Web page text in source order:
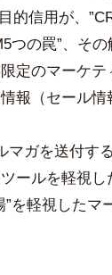
的信用が、
つの罠”、そ
定のマーケテ
報（セール情
ガを送付す
ールを軽視し
を軽視したマ